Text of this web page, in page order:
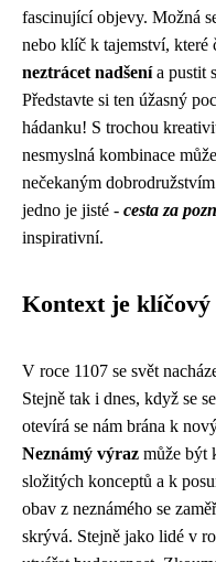
fascinující objevy. Možná
nebo klíč k tajemství, které
neztrácet nadšenía pustit
Představte si ten úžasný
hádanku! S trochou
nesmyslná kombinace
nečekaným
jedno je jisté - cesta za
inspirativní.
Kontext je klíčový
V roce 1107 se svět
Stejně tak i dnes, když se
otevírá se nám brána k
Neznámý výraz může být
složitých konceptů a k
obav z neznámého se
skrývá. Stejně jako lidé v